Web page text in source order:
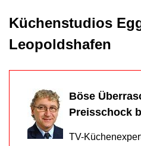
mahnt:
„91,4%
Küchenkäufer:innen
oder
verlieren
Küchenstudios
Leopoldshafen
Böse
Preisschock
TV-